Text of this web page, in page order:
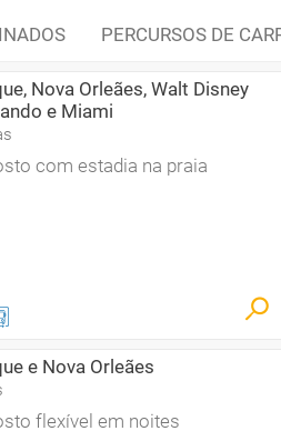
PERCURSOS DE
Nova Orleães, Walt Disney
e Miami
com estadia na praia
e Nova Orleães
flexível em noites